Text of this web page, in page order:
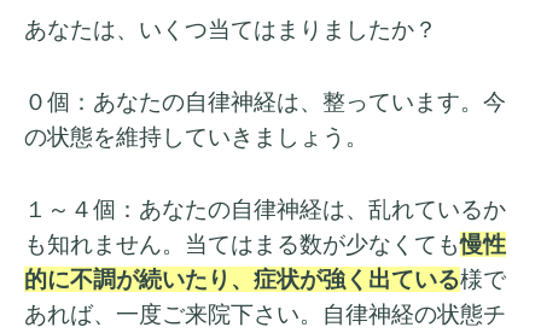
あなたは、いくつ当てはまりましたか？
０個：あなたの自律神経は、整っています。今
の状態を維持していきましょう。
１～４個：あなたの自律神経は、 乱れているか
も知れません。当てはまる数が少なくても慢性
的に不調が続いたり、症状が強く出ている様で
あれば、一度ご来院下さい。自律神経の状態チ